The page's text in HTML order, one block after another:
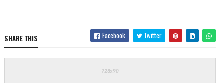
SHARE THIS Facebook Twitter